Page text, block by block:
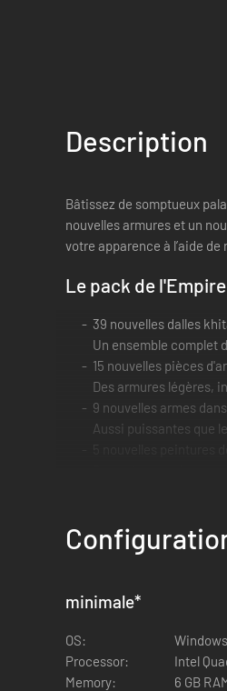
Description
Bâtissez de somptueux
nouvelles armures et un
votre apparence à l’aide
Le pack de
39 nouvelles dalles
Un ensemble complet
15 nouvelles pièces
Des armures légères,
9 nouvelles armes
Aussi puissantes que
jeu. Tous les nouveaux
minimale*
OS:
Processor:
Intel
Memory:
6 GB